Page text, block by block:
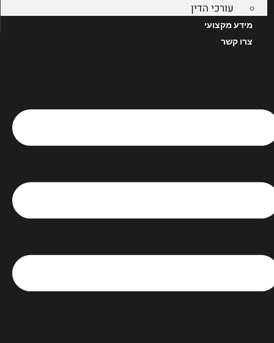
עורכי הדין
מידע מקצועי
צרו קשר